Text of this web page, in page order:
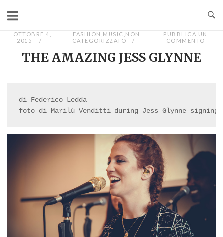
contenuto
OTTOBRE 4,
2015
FASHION MUSIC NON
CATEGORIZZATO
PUBBLICA UN
COMMENTO
THE AMAZING JESS GLYNNE
di Federico Ledda
foto di Marilù Venditti during Jess Glynne signing